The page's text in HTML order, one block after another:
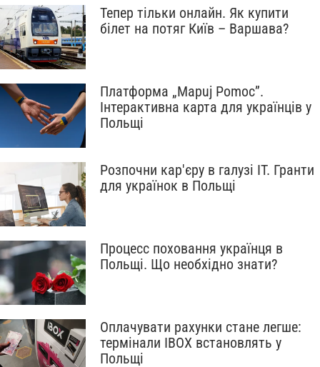
Тепер тільки онлайн. Як купити
білет на потяг Київ – Варшава?
Платформа „Mapuj Pomoc”.
Інтерактивна карта для українців у
Польщі
Розпочни кар'єру в галузі IT. Гранти
для українок в Польщі
Процесс поховання українця в
Польщі. Що необхідно знати?
Оплачувати рахунки стане легше:
термінали IBOX встановлять у
Польщі